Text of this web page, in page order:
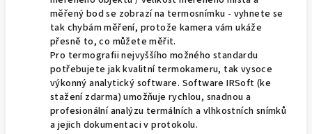
měřený bod se zobrazí na termosnímku - vyhnete se
tak chybám měření, protože kamera vám ukáže
přesně to, co můžete měřit.
Pro termografii nejvyššího možného standardu
potřebujete jak kvalitní termokameru, tak vysoce
výkonný analytický software. Software IRSoft (ke
stažení zdarma) umožňuje rychlou, snadnou a
profesionální analýzu termálních a vlhkostních snímků
a jejich dokumentaci v protokolu.